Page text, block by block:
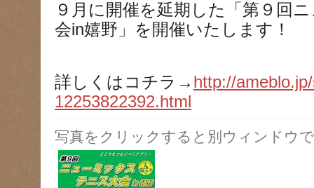
９月に開催を延期した「第９回
会in嬉野」を開催いたします！
詳しくはコチラ→ http://
12253822392.html
写真をクリックすると別ウィンドウ